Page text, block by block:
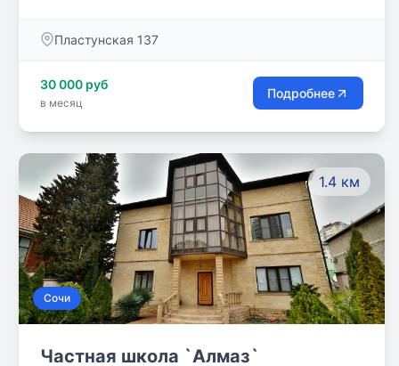
педагог ведёт свой предмет; - высокий уровень
опытом; - современная образовательная среда
школы с уникальным интерьером и комплектацией
Пластунская 137
30 000 руб
в месяц
Подробнее
1.4 км
Сочи
Частная школа `Алмаз`